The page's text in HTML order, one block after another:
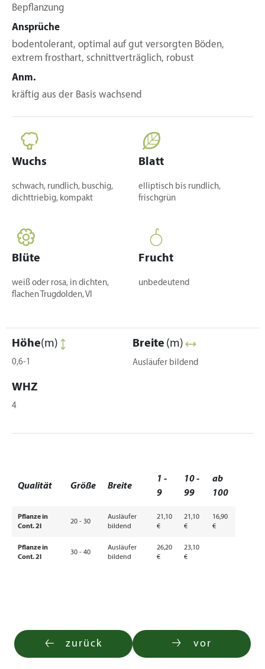
Bepflanzung
Ansprüche
bodentolerant, optimal auf gut versorgten Böden,
extrem frosthart, schnittverträglich, robust
Anm.
kräftig aus der Basis wachsend
Wuchs
schwach, rundlich, buschig,
dichttriebig, kompakt
Blatt
elliptisch bis rundlich,
frischgrün
Blüte
weiß oder rosa, in dichten,
flachen Trugdolden, VI
Frucht
unbedeutend
Höhe(m)
0,6-1
Breite (m)
Ausläufer bildend
WHZ
4
Qualität Größe Breite
1 -
9
10 -
99
ab
100
Pflanze in
Cont. 2l
20 - 30
Ausläufer
bildend
21,10
€
21,10
€
16,90
€
Pflanze in
Cont. 2l
30 - 40
Ausläufer
bildend
26,20
€
23,10
€
zurück vor